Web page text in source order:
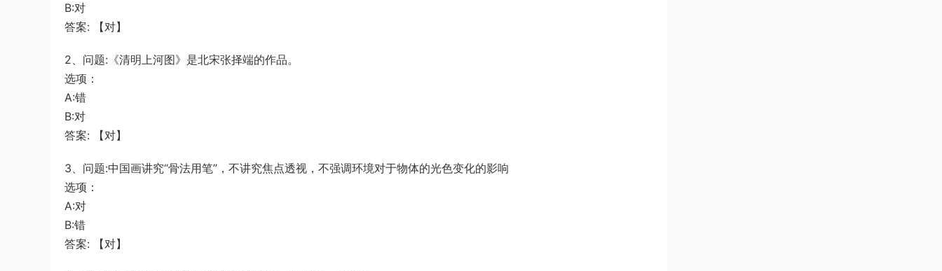
B:对
答案: 【对】
2、问题:《清明上河图》是北宋张择端的作品。
选项：
A:错
B:对
答案: 【对】
3、问题:中国画讲究“骨法用笔”，不讲究焦点透视，不强调环境对于物体的光色变化的影响
选项：
A:对
B:错
答案: 【对】